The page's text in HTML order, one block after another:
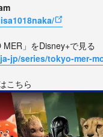
」をDisney+で見る
jp/series/tokyo-mer-
こちら